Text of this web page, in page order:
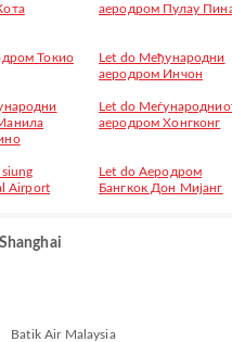
аеродром Пулау
Токио
Let do Међународни
аеродром Инчон
Let do
аеродром Хонгконг
Airport
Let do Аеродром
Бангкок Дон Мијанг
Batik Air Malaysia